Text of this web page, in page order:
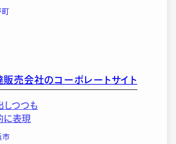
町
売会社のコーポレートサイト
つつも
に表現
市